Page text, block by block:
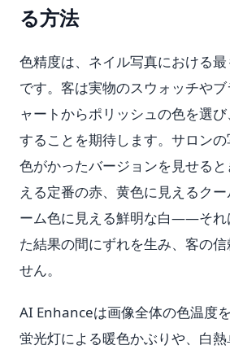
る方法
色精度は、ネイル写真における
です。客は実物のスウォッチや
ャートからポリッシュの色を選
することを期待します。サロン
色がかったバージョンを見せる
える定番の赤、黄色に見えるク
ーム色に見える鮮明な白——それ
た結果の間にずれを生み、客の
せん。
AI Enhanceは画像全体の色温度
蛍光灯による暖色かぶりや、白